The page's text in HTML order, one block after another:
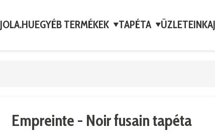
JOLA.HUEGYÉB TERMÉKEK ▼TAPÉTA ▼ÜZLETEINK
Empreinte - Noir fusain tapéta